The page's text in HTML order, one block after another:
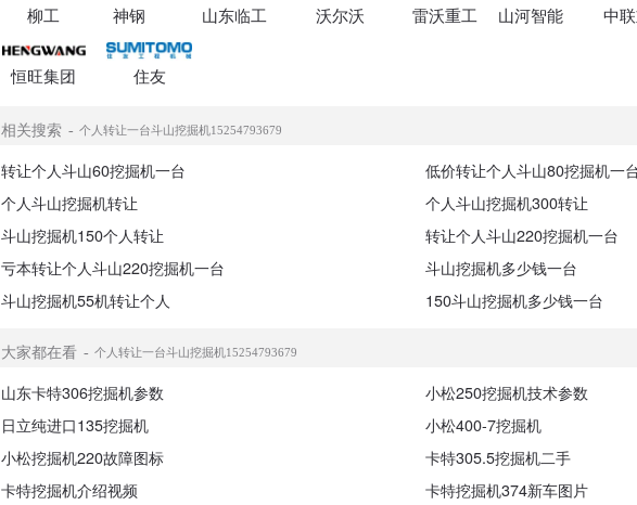
柳工 神钢 山东临工 沃尔沃 雷沃重工 山河智能 中
恒旺集团 住友
相关搜索 个人转让一台斗山挖掘机15254793679
转让个人斗山60挖掘机一台
低价转让个人斗山80挖掘机一
个人斗山挖掘机转让
个人斗山挖掘机300转让
斗山挖掘机150个人转让
转让个人斗山220挖掘机一台
亏本转让个人斗山220挖掘机一台
斗山挖掘机多少钱一台
斗山挖掘机55机转让个人
150斗山挖掘机多少钱一台
大家都在看 个人转让一台斗山挖掘机15254793679
山东卡特306挖掘机参数
小松250挖掘机技术参数
日立纯进口135挖掘机
小松400-7挖掘机
小松挖掘机220故障图标
卡特305.5挖掘机二手
卡特挖掘机介绍视频
卡特挖掘机374新车图片